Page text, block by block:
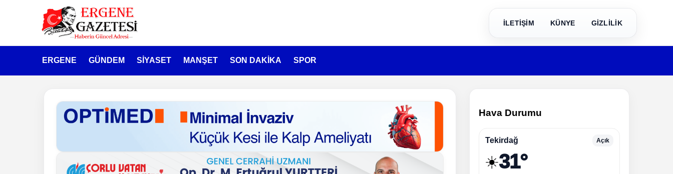
İLETİŞİM KÜNYE GİZLİLİK
ERGENE GÜNDEM SİYASET MANŞET SON DAKİKA SPOR
Hava Durumu
Tekirdağ Açık
☀️31°